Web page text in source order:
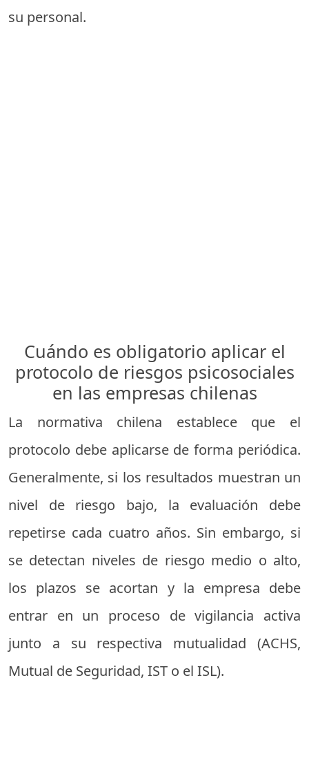
su personal.
Cuándo es obligatorio aplicar el
protocolo de riesgos psicosociales
en las empresas chilenas
La normativa chilena establece que el
protocolo debe aplicarse de forma periódica.
Generalmente, si los resultados muestran un
nivel de riesgo bajo, la evaluación debe
repetirse cada cuatro años. Sin embargo, si
se detectan niveles de riesgo medio o alto,
los plazos se acortan y la empresa debe
entrar en un proceso de vigilancia activa
junto a su respectiva mutualidad (ACHS,
Mutual de Seguridad, IST o el ISL).